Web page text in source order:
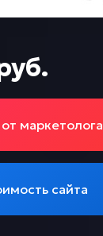
маркетолога
сайта